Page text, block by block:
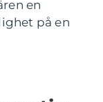
en
på en